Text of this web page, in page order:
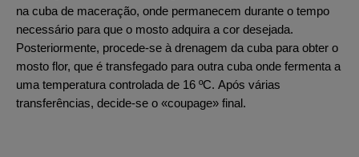
na cuba de maceração, onde permanecem durante o tempo
necessário para que o mosto adquira a cor desejada.
Posteriormente, procede-se à drenagem da cuba para obter o
mosto flor, que é transfegado para outra cuba onde fermenta a
uma temperatura controlada de 16 ºC. Após várias
transferências, decide-se o «coupage» final.